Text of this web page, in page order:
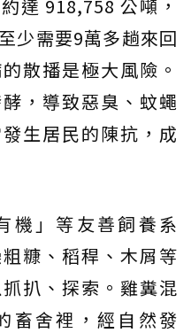
達 918,758 公噸，
少需要9萬多趟來回
散播是極大風險。
，導致惡臭、蚊蠅
生居民的陳抗，成
機」等友善飼養系
糠、稻稈、木屑等
扒、探索。雞糞混
畜舍裡，經自然發